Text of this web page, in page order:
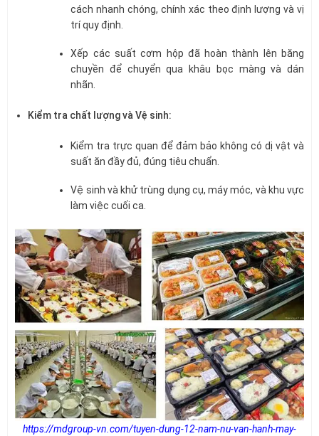
cách nhanh chóng, chính xác theo định lượng và vị
trí quy định.
Xếp các suất cơm hộp đã hoàn thành lên băng
chuyền để chuyển qua khâu bọc màng và dán
nhãn.
Kiểm tra chất lượng và Vệ sinh:
Kiểm tra trực quan để đảm bảo không có dị vật và
suất ăn đầy đủ, đúng tiêu chuẩn.
Vệ sinh và khử trùng dụng cụ, máy móc, và khu vực
làm việc cuối ca.
https://mdgroup-vn.com/tuyen-dung-12-nam-nu-van-hanh-may-